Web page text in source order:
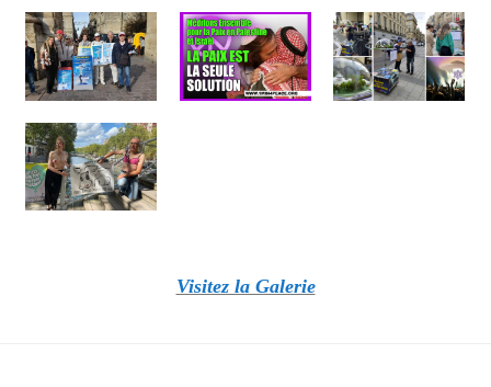
Visitez la Galerie